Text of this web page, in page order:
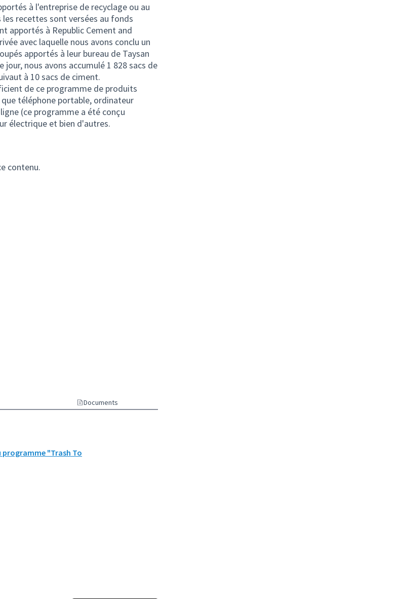
à l'entreprise de recyclage ou au
recettes sont versées au fonds
apportés à Republic Cement and
avec laquelle nous avons conclu un
apportés à leur bureau de Taysan
nous avons accumulé 1 828 sacs de
à 10 sacs de ciment.
de ce programme de produits
téléphone portable, ordinateur
(ce programme a été conçu
électrique et bien d'autres.
contenu.
Documents
programme "Trash To